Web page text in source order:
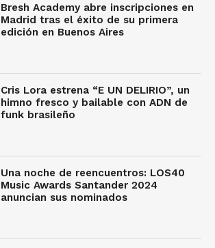
Bresh Academy abre inscripciones en
Madrid tras el éxito de su primera
edición en Buenos Aires
Cris Lora estrena “E UN DELIRIO”, un
himno fresco y bailable con ADN de
funk brasileño
Una noche de reencuentros: LOS40
Music Awards Santander 2024
anuncian sus nominados